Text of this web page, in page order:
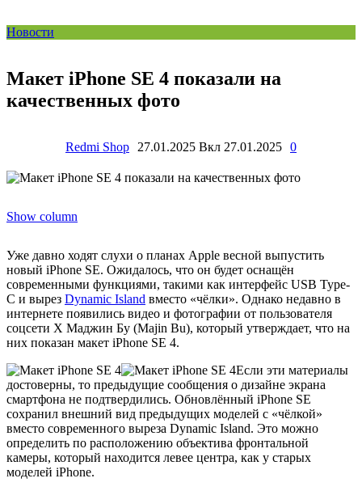
Новости
Макет iPhone SE 4 показали на
качественных фото
Redmi Shop 27.01.2025 Вкл 27.01.2025 0
Show column
Уже давно ходят слухи о планах Apple весной выпустить
новый iPhone SE. Ожидалось, что он будет оснащён
современными функциями, такими как интерфейс USB Type-
C и вырез Dynamic Island вместо «чёлки». Однако недавно в
интернете появились видео и фотографии от пользователя
соцсети X Маджин Бу (Majin Bu), который утверждает, что на
них показан макет iPhone SE 4.
Если эти материалы
достоверны, то предыдущие сообщения о дизайне экрана
смартфона не подтвердились. Обновлённый iPhone SE
сохранил внешний вид предыдущих моделей с «чёлкой»
вместо современного выреза Dynamic Island. Это можно
определить по расположению объектива фронтальной
камеры, который находится левее центра, как у старых
моделей iPhone.